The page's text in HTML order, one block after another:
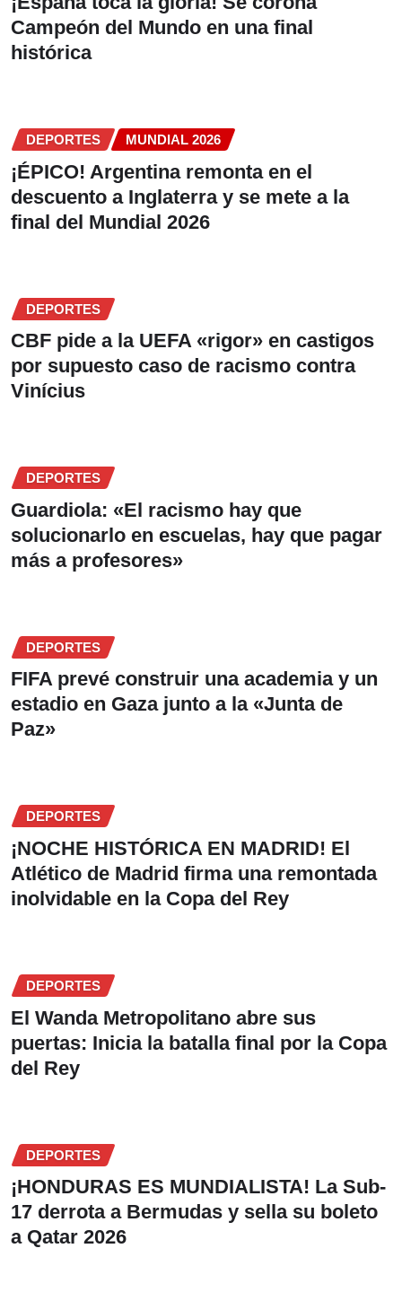
Campeón del Mundo en una final
histórica
DEPORTES MUNDIAL 2026
¡ÉPICO! Argentina remonta en el
descuento a Inglaterra y se mete a la
final del Mundial 2026
DEPORTES
CBF pide a la UEFA «rigor» en castigos
por supuesto caso de racismo contra
Vinícius
DEPORTES
Guardiola: «El racismo hay que
solucionarlo en escuelas, hay que pagar
más a profesores»
DEPORTES
FIFA prevé construir una academia y un
estadio en Gaza junto a la «Junta de
Paz»
DEPORTES
¡NOCHE HISTÓRICA EN MADRID! El
Atlético de Madrid firma una remontada
inolvidable en la Copa del Rey
DEPORTES
El Wanda Metropolitano abre sus
puertas: Inicia la batalla final por la Copa
del Rey
DEPORTES
¡HONDURAS ES MUNDIALISTA! La Sub-
17 derrota a Bermudas y sella su boleto
a Qatar 2026